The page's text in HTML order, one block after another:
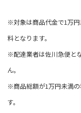
※対象は商品代金で1万
料となります。
※配達業者は佐川急便と
ん。
※商品総額が1万円未満
す。